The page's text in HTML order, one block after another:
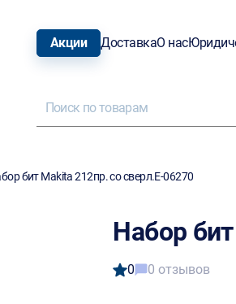
Акции ДоставкаО нас
бит Makita 212пр. со сверл.E-06270
Набор
0 0 отзывов